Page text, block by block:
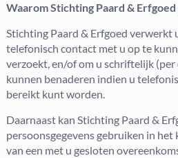
Waarom Stichting Paard &
Stichting Paard & Erfgoed verwerkt
telefonisch contact met u op te
verzoekt, en/of om u schriftelijk
kunnen benaderen indien u
bereikt kunt worden.
Daarnaast kan Stichting Paard &
persoonsgegevens gebruiken in
van een met u gesloten